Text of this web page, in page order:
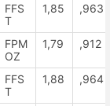
FFS
T
1,85 ,963
FPM
OZ
1,79 ,912
FFS
T
1,88 ,964